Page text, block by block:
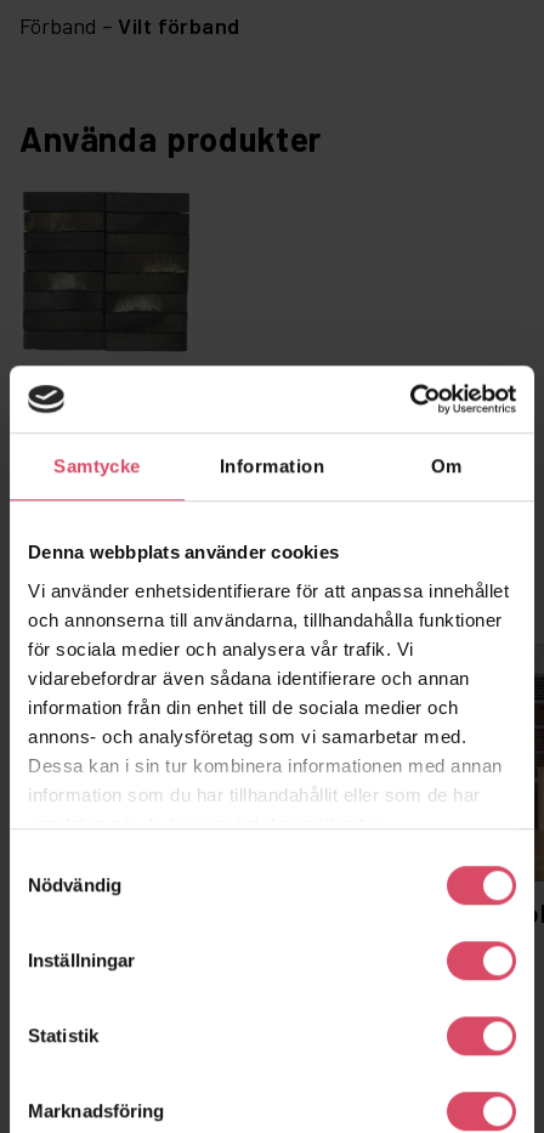
Samtycke Information Om
Denna webbplats använder cookies
Vi använder enhetsidentifierare för att anpassa innehållet
och annonserna till användarna, tillhandahålla funktioner
för sociala medier och analysera vår trafik. Vi
vidarebefordrar även sådana identifierare och annan
information från din enhet till de sociala medier och
annons- och analysföretag som vi samarbetar med.
Dessa kan i sin tur kombinera informationen med annan
information som du har tillhandahållit eller som de har
samlat in när du har använt deras tjänster.
Nödvändig
Inställningar
Statistik
Marknadsföring
Förband – Vilt förband
Använda produkter
2783 Intense Night
(Projektsten)
Kontor och showroom
Huvudkontor, showroom, lager Kontor